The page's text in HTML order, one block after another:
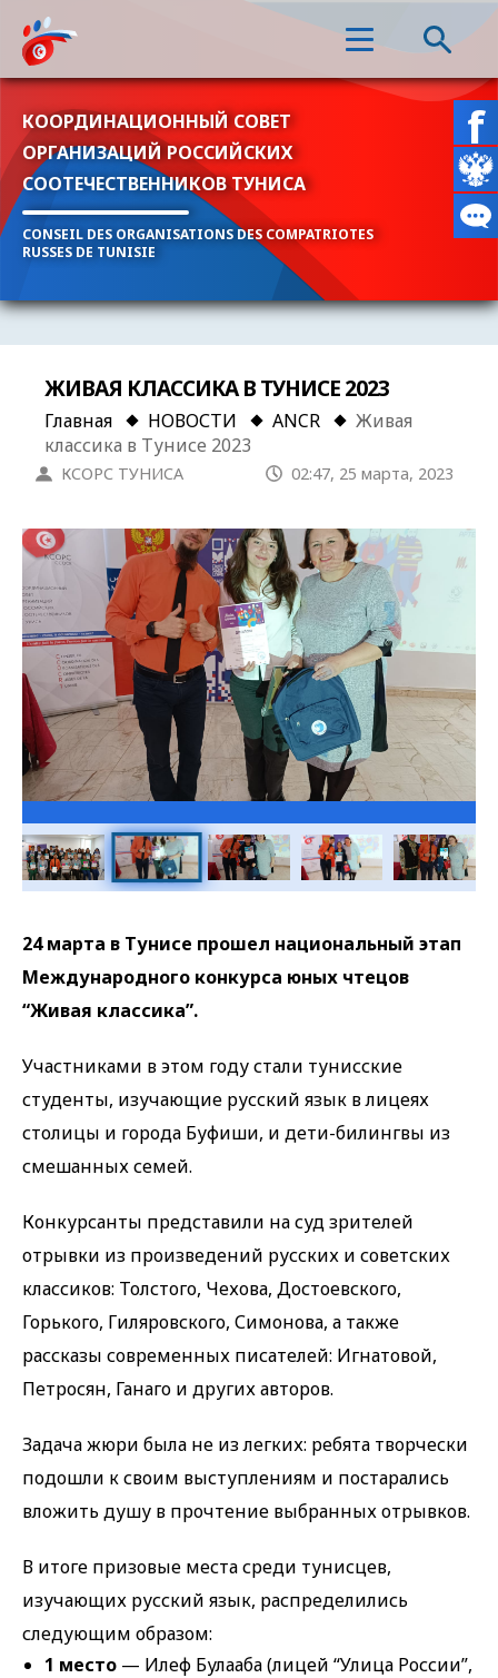
КООРДИНАЦИОННЫЙ СОВЕТ
ОРГАНИЗАЦИЙ РОССИЙСКИХ
СООТЕЧЕСТВЕННИКОВ ТУНИСА
CONSEIL DES ORGANISATIONS DES COMPATRIOTES
RUSSES DE TUNISIE
ЖИВАЯ КЛАССИКА В ТУНИСЕ 2023
Главная НОВОСТИ ANCR
Живая
классика в Тунисе 2023
КСОРС ТУНИСА 02:47, 25 марта, 2023
Галерея
24 марта в Тунисе прошел национальный этап
Международного конкурса юных чтецов
“Живая классика”.
Участниками в этом году стали тунисские
студенты, изучающие русский язык в лицеях
столицы и города Буфиши, и дети-билингвы из
смешанных семей.
Конкурсанты представили на суд зрителей
отрывки из произведений русских и советских
классиков: Толстого, Чехова, Достоевского,
Горького, Гиляровского, Симонова, а также
рассказы современных писателей: Игнатовой,
Петросян, Ганаго и других авторов.
Задача жюри была не из легких: ребята творчески
подошли к своим выступлениям и постарались
вложить душу в прочтение выбранных отрывков.
В итоге призовые места среди тунисцев,
изучающих русский язык, распределились
следующим образом:
1 место — Илеф Булааба (лицей “Улица России”,